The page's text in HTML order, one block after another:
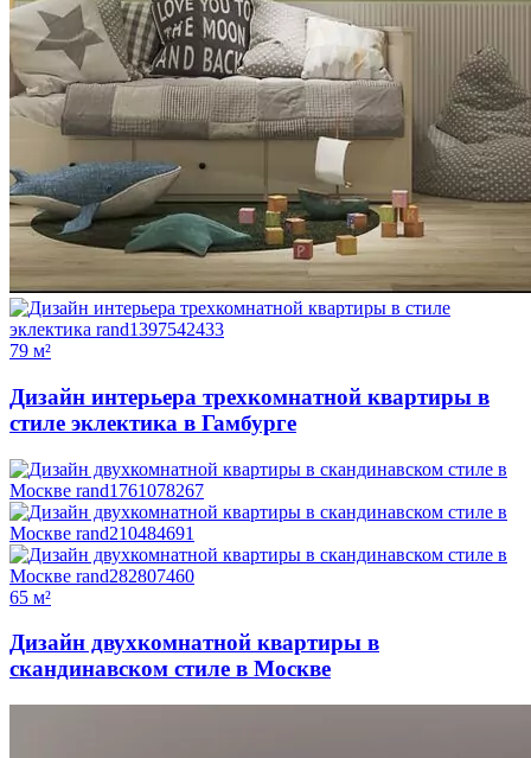
79 м²
Дизайн интерьера трехкомнатной квартиры в
стиле эклектика в Гамбурге
65 м²
Дизайн двухкомнатной квартиры в
скандинавском стиле в Москве